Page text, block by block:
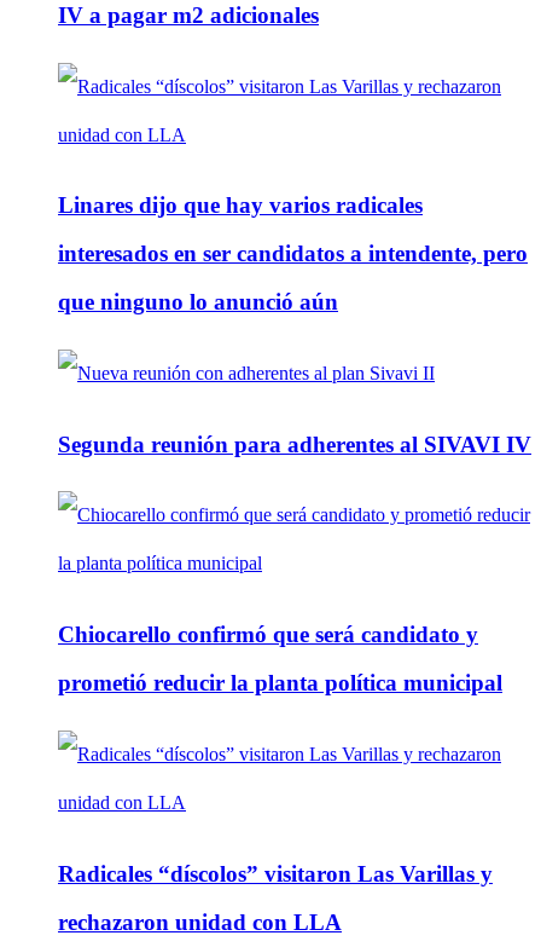
IV a pagar m2 adicionales
Linares dijo que hay varios radicales
interesados en ser candidatos a intendente, pero
que ninguno lo anunció aún
Segunda reunión para adherentes al SIVAVI IV
Chiocarello confirmó que será candidato y
prometió reducir la planta política municipal
Radicales “díscolos” visitaron Las Varillas y
rechazaron unidad con LLA